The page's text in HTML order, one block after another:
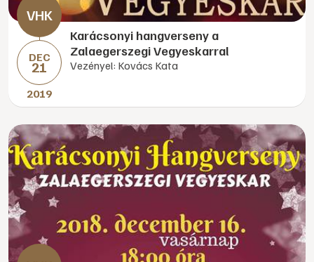
DEC
21
2019
Karácsonyi hangverseny a
Zalaegerszegi Vegyeskarral
Vezényel: Kovács Kata